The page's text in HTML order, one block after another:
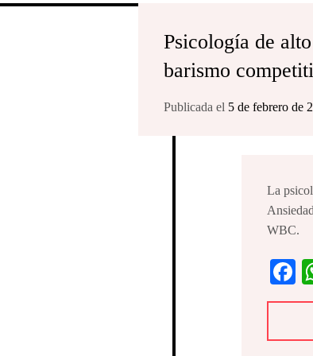
Psicología de
barismo
Publicada el 5 de febrero de
La
WBC.